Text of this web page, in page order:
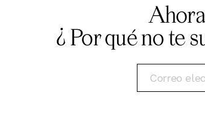
¿ Por qué no te